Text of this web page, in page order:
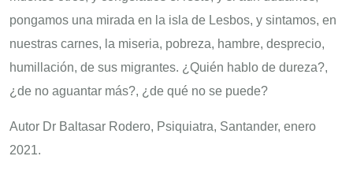
pongamos una mirada en la isla de Lesbos, y sintamos, en
nuestras carnes, la miseria, pobreza, hambre, desprecio,
humillación, de sus migrantes. ¿Quién hablo de dureza?,
¿de no aguantar más?, ¿de qué no se puede?
Autor Dr Baltasar Rodero, Psiquiatra, Santander, enero
2021.